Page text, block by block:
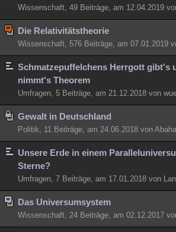
Wissenschaft, 49 Beiträge, am 12.04.2019
Die Relativitätstheorie
Wissenschaft, 576 Beiträge, am 07.01.2019
Schmatzepuffelchens Herrgott gibt's
nimmt's Theorem
Umfragen, 5 Beiträge, am 21.12.2018 von
Gewalt in Deutschland
Politik, 11 Beiträge, am 24.06.2018 von
Unsere Erde in einem
Sterne?
Umfragen, 7 Beiträge, am 17.01.2018 von
Das Universumsystem
Wissenschaft, 24 Beiträge, am 02.12.2017